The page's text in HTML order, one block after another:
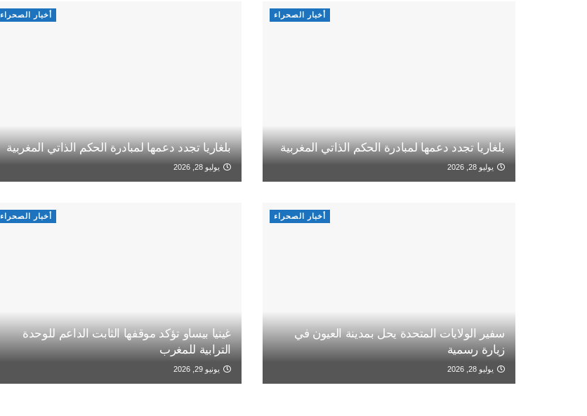
أخبار الصحراء
بلغاريا تجدد دعمها لمبادرة الحكم الذاتي المغربية
يوليو 28, 2026
أخبار الصحراء
بلغاريا تجدد دعمها لمبادرة الحكم الذاتي المغربية
يوليو 28, 2026
أخبار الصحراء
سفير الولايات المتحدة يحل بمدينة العيون في
زيارة رسمية
يوليو 28, 2026
أخبار الصحراء
غينيا بيساو تؤكد موقفها الثابت الداعم للوحدة
الترابية للمغرب
يونيو 29, 2026